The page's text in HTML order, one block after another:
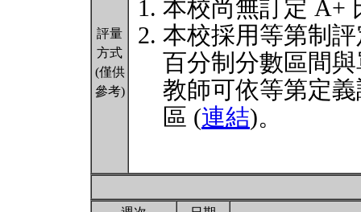
評量
方式
(僅供
參考)
本校尚無訂定 A+
本校採用等第制
百分制分數區間
教師可依等第定
區 (連結)。